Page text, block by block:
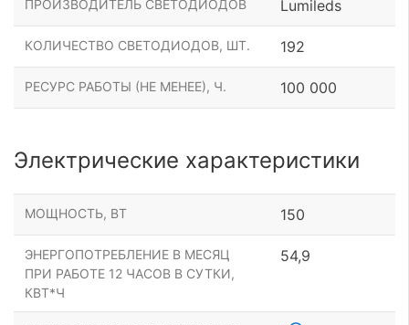
ПРОИЗВОДИТЕЛЬ СВЕТОДИОДОВ Lumileds
КОЛИЧЕСТВО СВЕТОДИОДОВ, ШТ. 192
РЕСУРС РАБОТЫ (НЕ МЕНЕЕ), Ч. 100 000
Электрические характеристики
МОЩНОСТЬ, ВТ 150
ЭНЕРГОПОТРЕБЛЕНИЕ В МЕСЯЦ
ПРИ РАБОТЕ 12 ЧАСОВ В СУТКИ,
КВТ*Ч
54,9